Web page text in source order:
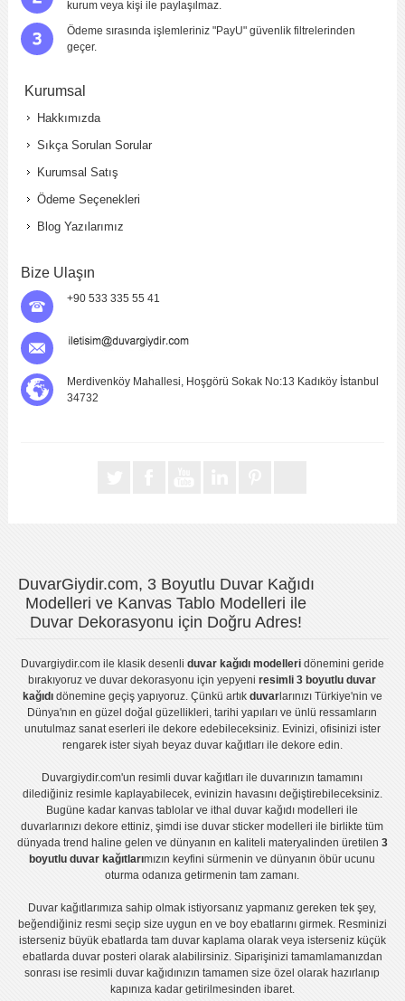
kurum veya kişi ile paylaşılmaz.
Ödeme sırasında işlemleriniz "PayU" güvenlik filtrelerinden
geçer.
Kurumsal
Hakkımızda
Sıkça Sorulan Sorular
Kurumsal Satış
Ödeme Seçenekleri
Blog Yazılarımız
Bize Ulaşın
+90 533 335 55 41
Merdivenköy Mahallesi, Hoşgörü Sokak No:13 Kadıköy İstanbul
34732
DuvarGiydir.com, 3 Boyutlu Duvar Kağıdı
Modelleri ve Kanvas Tablo Modelleri ile
Duvar Dekorasyonu için Doğru Adres!
Duvargiydir.comile klasik desenli duvar kağıdı modelleridönemini geride
bırakıyoruz veduvar dekorasyonu için yepyeniresimli 3 boyutlu duvar
kağıdıdönemine geçiş yapıyoruz. Çünkü artık duvarlarınızı Türkiye'nin ve
Dünya'nın en güzel doğal güzellikleri, tarihi yapıları ve ünlü ressamların
unutulmaz sanat eserleri ile dekore edebileceksiniz. Evinizi, ofisinizi ister
rengarek ister siyah beyaz duvar kağıtlarıile dekore edin.
Duvargiydir.com'unresimli duvar kağıtları ile duvarınızın tamamını
dilediğiniz resimle kaplayabilecek, evinizin havasını değiştirebileceksiniz.
Bugüne kadar kanvas tablo lar veithal duvar kağıdı modelleri ile
duvarlarınızı dekore ettiniz, şimdi iseduvar sticker modelleri ile birlikte tüm
dünyada trend haline gelen ve dünyanın en kaliteli materyalinden üretilen 3
boyutlu duvar kağıtlarımızın keyfini sürmenin ve dünyanın öbür ucunu
oturma odanıza getirmenin tam zamanı.
Duvar kağıtlarımıza sahip olmak istiyorsanız yapmanız gereken tek şey,
beğendiğiniz resmi seçip size uygun en ve boy ebatlarını girmek. Resminizi
isterseniz büyük ebatlarda tam duvar kaplamaolarak veya isterseniz küçük
ebatlarda duvar posteri olarak alabilirsiniz. Siparişinizi tamamlamanızdan
sonrası iseresimli duvar kağıdınızın tamamen size özel olarak hazırlanıp
kapınıza kadar getirilmesinden ibaret.